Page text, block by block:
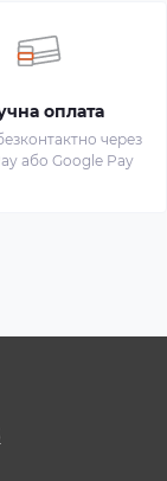
оплата
через
або Google Pay